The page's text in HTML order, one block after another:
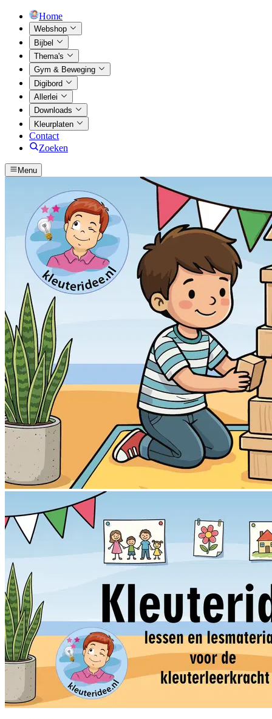
Home
Webshop
Bijbel
Thema's
Gym & Beweging
Digibord
Allerlei
Downloads
Kleurplaten
Contact
Zoeken
Menu